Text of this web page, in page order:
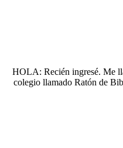
HOLA: Recién ingresé. Me
colegio llamado Ratón de